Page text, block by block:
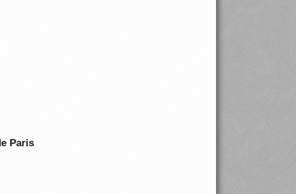
Paris